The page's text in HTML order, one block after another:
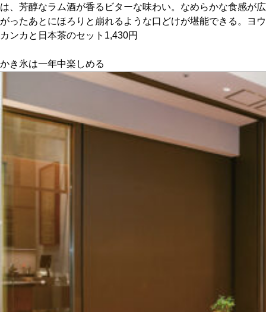
CULTURE
すべて
関西で開催。
おすすめの映画
紹介します。
おすすめのイベント
は、芳醇なラム酒が香るビターな味わい。なめらかな食感が広
がったあとにほろりと崩れるような口どけが堪能できる。ヨウ
カンカと日本茶のセット1,430円
かき氷は一年中楽しめる